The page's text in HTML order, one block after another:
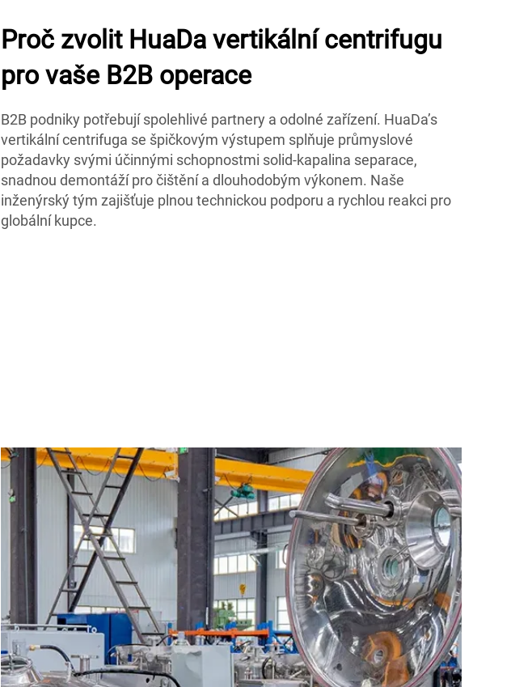
Proč zvolit HuaDa vertikální centrifugu
pro vaše B2B operace
B2B podniky potřebují spolehlivé partnery a odolné zařízení. HuaDa’s
vertikální centrifuga se špičkovým výstupem splňuje průmyslové
požadavky svými účinnými schopnostmi solid-kapalina separace,
snadnou demontáží pro čištění a dlouhodobým výkonem. Naše
inženýrský tým zajišťuje plnou technickou podporu a rychlou reakci pro
globální kupce.